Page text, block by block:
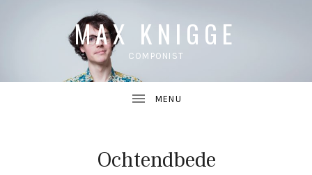
MAX KNIGGE
COMPONIST
Ochtendbede